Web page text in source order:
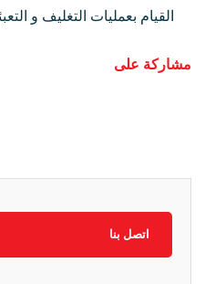
القيام بعمليات التغليف و
مشاركة على
اتصل بنا